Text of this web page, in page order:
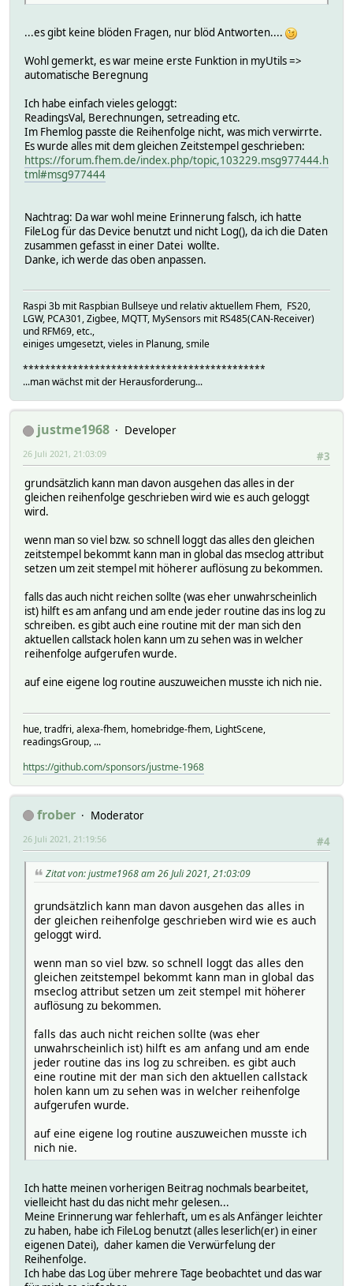
...es gibt keine blöden Fragen, nur blöd Antworten....
Wohl gemerkt, es war meine erste Funktion in myUtils =>
automatische Beregnung
Ich habe einfach vieles geloggt:
ReadingsVal, Berechnungen, setreading etc.
Im Fhemlog passte die Reihenfolge nicht, was mich verwirrte.
Es wurde alles mit dem gleichen Zeitstempel geschrieben:
https://forum.fhem.de/index.php/topic,103229.msg977444.h
tml#msg977444
Nachtrag: Da war wohl meine Erinnerung falsch, ich hatte
FileLog für das Device benutzt und nicht Log(), da ich die Daten
zusammen gefasst in einer Datei wollte.
Danke, ich werde das oben anpassen.
Raspi 3b mit Raspbian Bullseye und relativ aktuellem Fhem, FS20,
LGW, PCA301, Zigbee, MQTT, MySensors mit RS485(CAN-Receiver)
und RFM69, etc.,
einiges umgesetzt, vieles in Planung, smile
********************************************
...man wächst mit der Herausforderung...
justme1968
Developer
#3
26 Juli 2021, 21:03:09
grundsätzlich kann man davon ausgehen das alles in der
gleichen reihenfolge geschrieben wird wie es auch geloggt
wird.
wenn man so viel bzw. so schnell loggt das alles den gleichen
zeitstempel bekommt kann man in global das mseclog attribut
setzen um zeit stempel mit höherer auflösung zu bekommen.
falls das auch nicht reichen sollte (was eher unwahrscheinlich
ist) hilft es am anfang und am ende jeder routine das ins log zu
schreiben. es gibt auch eine routine mit der man sich den
aktuellen callstack holen kann um zu sehen was in welcher
reihenfolge aufgerufen wurde.
auf eine eigene log routine auszuweichen musste ich nich nie.
hue, tradfri, alexa-fhem, homebridge-fhem, LightScene,
readingsGroup, ...
https://github.com/sponsors/justme-1968
frober
Moderator
#4
26 Juli 2021, 21:19:56
Zitat von: justme1968 am 26 Juli 2021, 21:03:09
grundsätzlich kann man davon ausgehen das alles in
der gleichen reihenfolge geschrieben wird wie es auch
geloggt wird.
wenn man so viel bzw. so schnell loggt das alles den
gleichen zeitstempel bekommt kann man in global das
mseclog attribut setzen um zeit stempel mit höherer
auflösung zu bekommen.
falls das auch nicht reichen sollte (was eher
unwahrscheinlich ist) hilft es am anfang und am ende
jeder routine das ins log zu schreiben. es gibt auch
eine routine mit der man sich den aktuellen callstack
holen kann um zu sehen was in welcher reihenfolge
aufgerufen wurde.
auf eine eigene log routine auszuweichen musste ich
nich nie.
Ich hatte meinen vorherigen Beitrag nochmals bearbeitet,
vielleicht hast du das nicht mehr gelesen...
Meine Erinnerung war fehlerhaft, um es als Anfänger leichter
zu haben, habe ich FileLog benutzt (alles leserlich(er) in einer
eigenen Datei), daher kamen die Verwürfelung der
Reihenfolge.
Ich habe das Log über mehrere Tage beobachtet und das war